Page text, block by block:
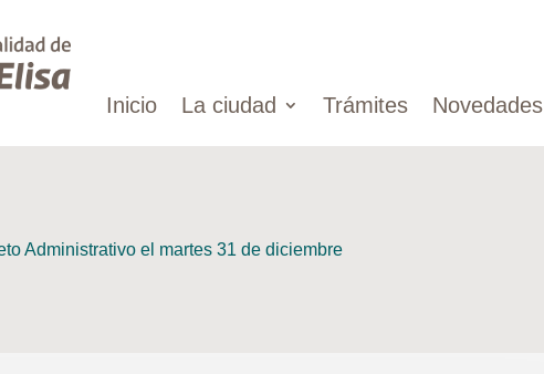
Inicio La ciudad Trámites Novedades
Administrativo el martes 31 de diciembre